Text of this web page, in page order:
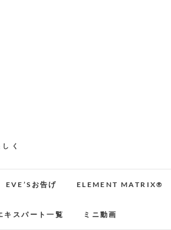
く
EVE’Sお告げ ELEMENT MATRIX®
キスパート一覧 ミニ動画